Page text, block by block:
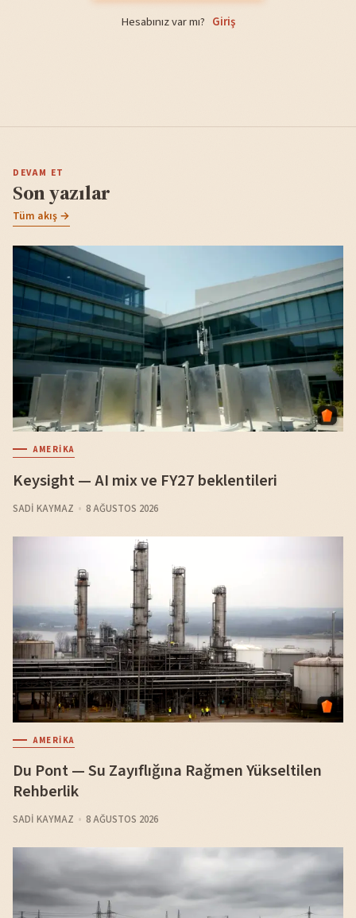
Hesabınız var mı? Giriş
DEVAM ET
Son yazılar
Tüm akış →
AMERIKA
Keysight — AI mix ve FY27 beklentileri
SADI KAYMAZ 8 AĞUSTOS 2026
AMERIKA
Du Pont — Su Zayıflığına Rağmen Yükseltilen
Rehberlik
SADI KAYMAZ 8 AĞUSTOS 2026